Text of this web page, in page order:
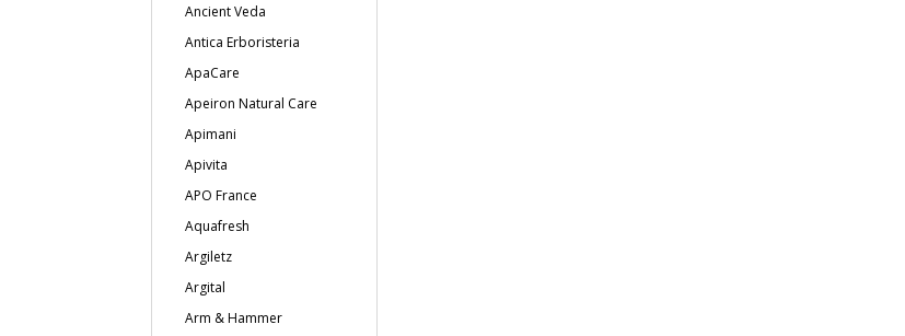
Ancient Veda
Antica Erboristeria
ApaCare
Apeiron Natural Care
Apimani
Apivita
APO France
Aquafresh
Argiletz
Argital
Arm & Hammer